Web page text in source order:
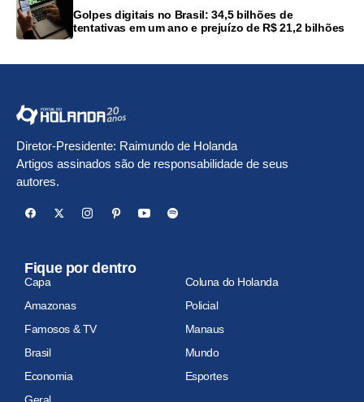
Golpes digitais no Brasil: 34,5 bilhões de
tentativas em um ano e prejuízo de R$ 21,2 bilhões
Diretor-Presidente: Raimundo de Holanda
Artigos assinados são de responsabilidade de seus
autores.
Fique por dentro
Capa
Coluna do Holanda
Amazonas
Policial
Famosos & TV
Manaus
Brasil
Mundo
Economia
Esportes